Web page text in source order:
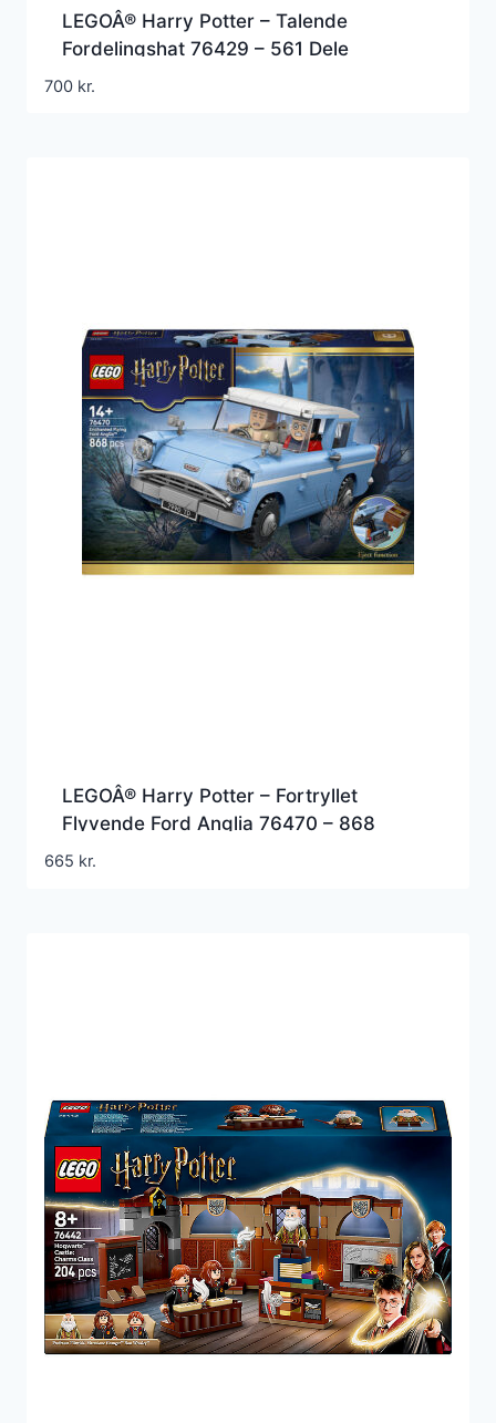
LEGOÂ® Harry Potter – Talende
Fordelingshat 76429 – 561 Dele
700 kr.
LEGOÂ® Harry Potter – Fortryllet
Flyvende Ford Anglia 76470 – 868
665 kr.